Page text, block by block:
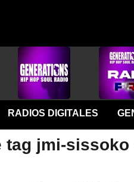
RADIOS DIGITALES
tag jmi-sissoko